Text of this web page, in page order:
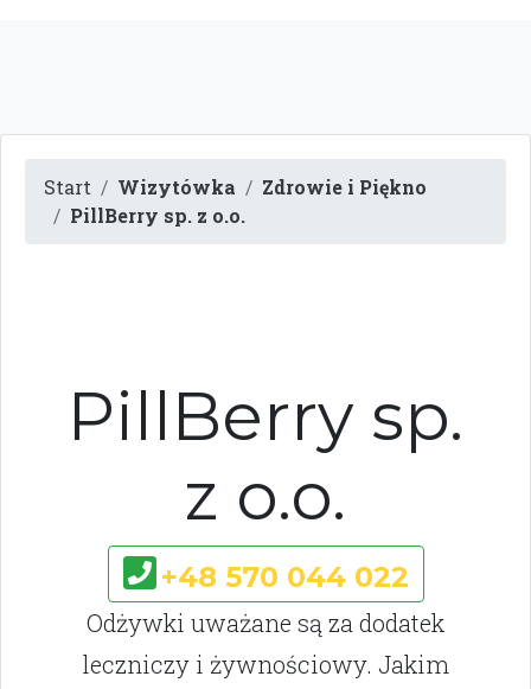
Start Wizytówka
Zdrowie i Piękno
PillBerry sp. z o.o.
PillBerry sp.
z o.o.
+48 570 044 022
Odżywki uważane są za dodatek
leczniczy i żywnościowy. Jakim